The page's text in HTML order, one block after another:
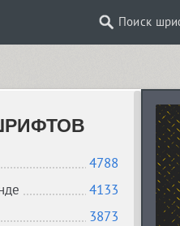
Поиск
4788
4133
3873